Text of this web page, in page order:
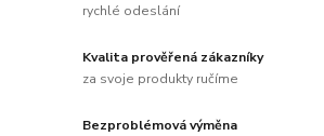
rychlé odeslání
Kvalita prověřená zákazníky
za svoje produkty ručíme
Bezproblémová výměna